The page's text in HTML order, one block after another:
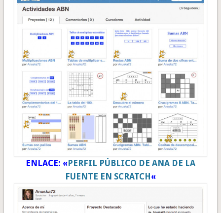
ENLACE: « PERFIL PÚBLICO DE ANA DE LA
FUENTE EN SCRATCH «